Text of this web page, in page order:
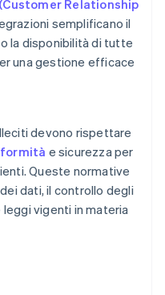
Relationship
semplificano il
la disponibilità di tutte
una gestione efficace
devono rispettare
e sicurezza per
Queste normative
dei dati, il controllo degli
vigenti in materia